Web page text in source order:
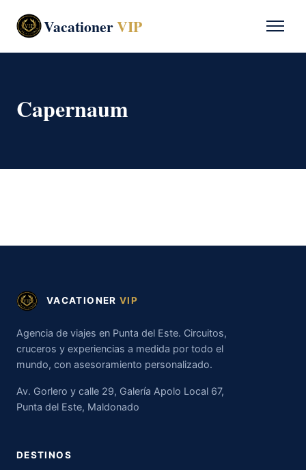
VacationerVIP
Capernaum
VACATIONER VIP
Agencia de viajes en Punta del Este. Circuitos,
cruceros y experiencias a medida por todo el
mundo, con asesoramiento personalizado.
Av. Gorlero y calle 29, Galería Apolo Local 67,
Punta del Este, Maldonado
DESTINOS